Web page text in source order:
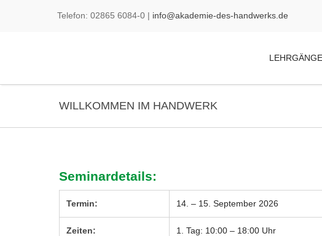
Telefon: 02865 6084-0 | info@akademie-des-handwerks.de
LEHRGÄNGE
WILLKOMMEN IM HANDWERK
Seminardetails:
Termin: 14. – 15. September 2026
Zeiten:
1. Tag: 10:00 – 18:00 Uhr